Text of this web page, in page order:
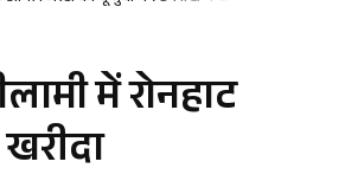
में रोनहाट